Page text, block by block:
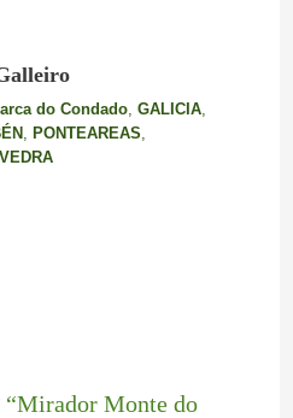
do Condado, GALICIA,
, PONTEAREAS,
“Mirador Monte do